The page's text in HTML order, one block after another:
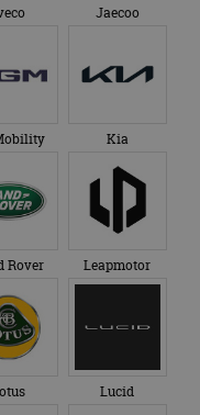
Jaecoo
Kia
Rover Leapmotor
Lucid